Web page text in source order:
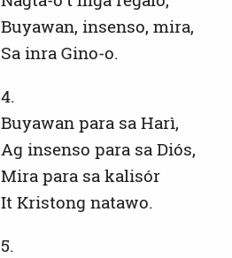
Buyawan, insenso, mira,
Sa inra Gino-o.
4.
Buyawan para sa Harì,
Ag insenso para sa Diós,
Mira para sa kalisór
It Kristong natawo.
5.